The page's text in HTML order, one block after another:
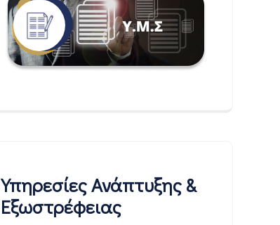
Υπηρεσίες Ανάπτυξης &
Εξωστρέφειας